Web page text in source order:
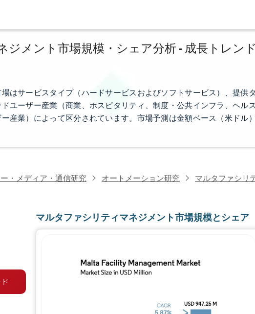
ジメント市場規模・シェア分析 - 成長トレン
はサービスタイプ（ハードサービスおよびソフトサービス）、提供
ユーザー産業（商業、ホスピタリティ、制度・公共インフラ、ヘル
産業）によって区分されています。市場予測は金額ベース（米ドル
・メディア・通信研究 オートメーション研究 マルタファシリ
マルタファシリティマネジメント市場規模とシェア